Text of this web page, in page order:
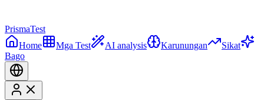
PrismaTest
Home
Mga Test AI analysis Karunungan
Sikat
Bago